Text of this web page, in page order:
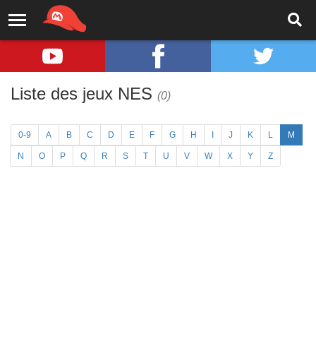
Liste des jeux NES (0)
0-9 A B C D E F G H J K L M
N O P Q R S T U V W X Y Z